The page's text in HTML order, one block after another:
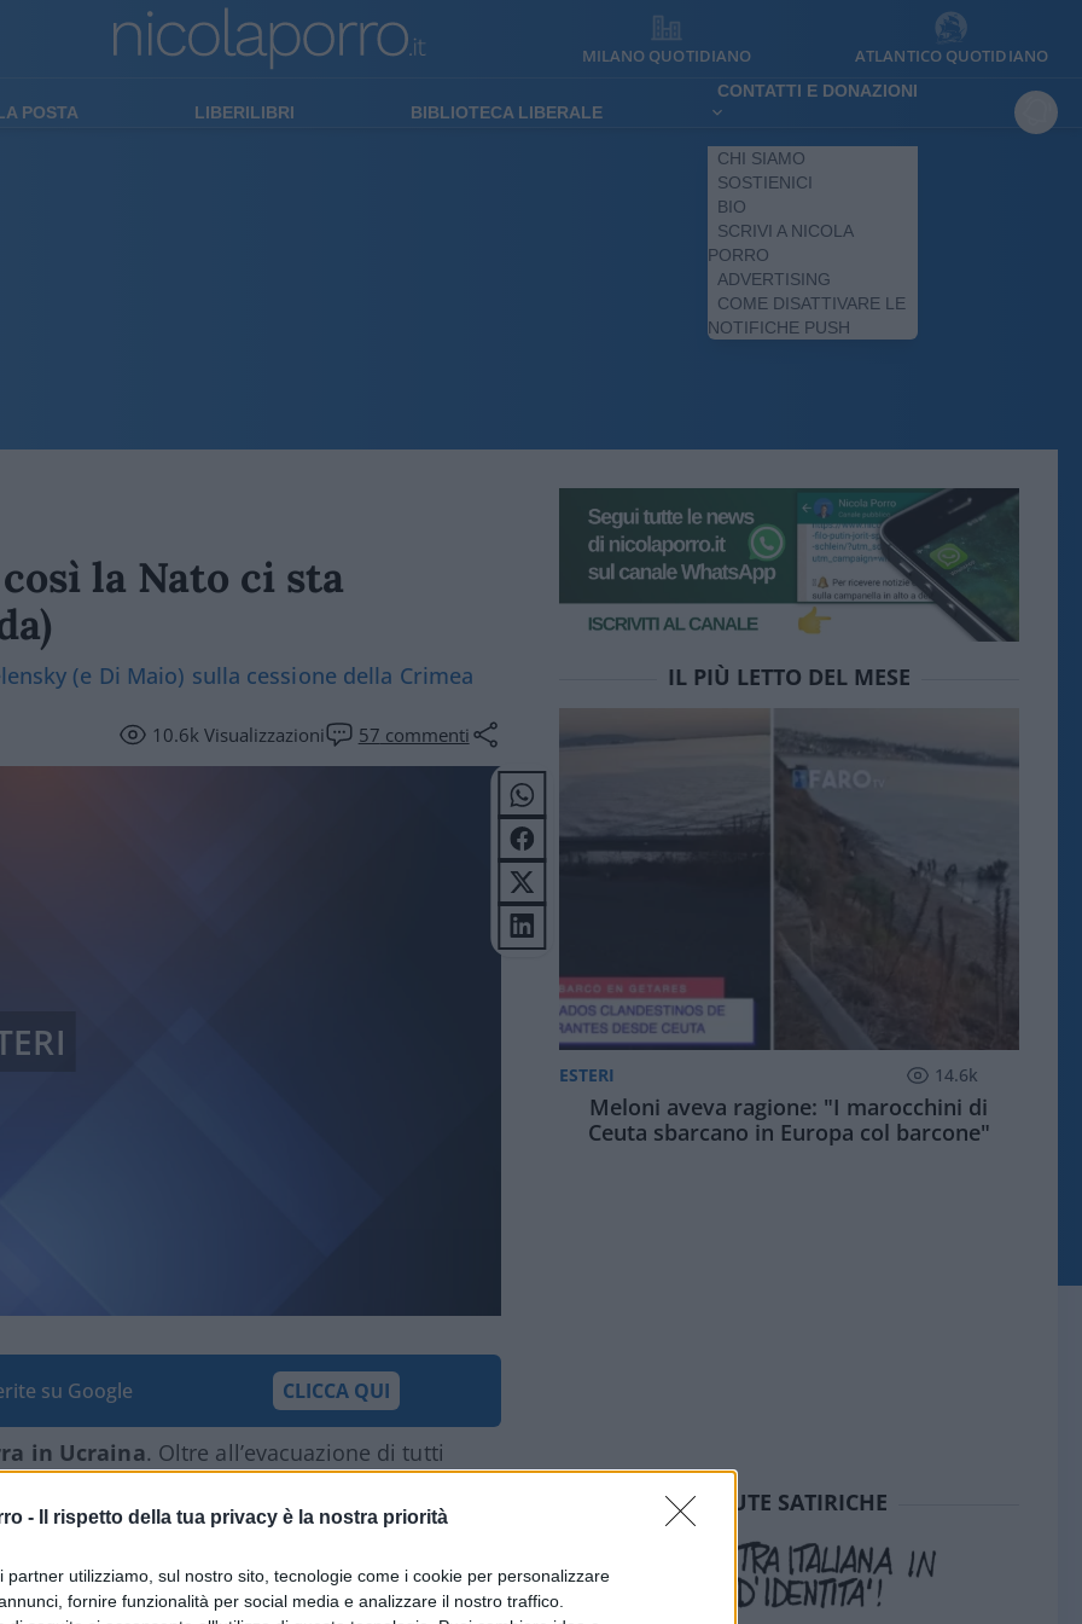
- Il rispetto della tua privacy è la nostra priorità
partner utilizziamo, sul nostro sito, tecnologie come i cookie per personalizzare
fornire funzionalità per social media e analizzare il nostro traffico.
MILANO QUOTIDIANO ATLANTICO QUOTIDIANO
POSTA LIBERILIBRI BIBLIOTECA LIBERALE
CONTATTI E DONAZIONI
CHI SIAMO
SOSTIENICI
BIO
SCRIVI A NICOLA
PORRO
ADVERTISING
COME DISATTIVARE LE
NOTIFICHE PUSH
la Nato ci sta
(e Di Maio) sulla cessione della Crimea
10.6kVisualizzazioni 57 commenti
su Google CLICCA QUI
in Ucraina. Oltre all’evacuazione di tutti
concordare una soluzione di pace con
IL PIÙ LETTO DEL MESE
ESTERI 14.6k
Meloni aveva ragione: "I marocchini di
Ceuta sbarcano in Europa col barcone"
SEDUTE SATIRICHE